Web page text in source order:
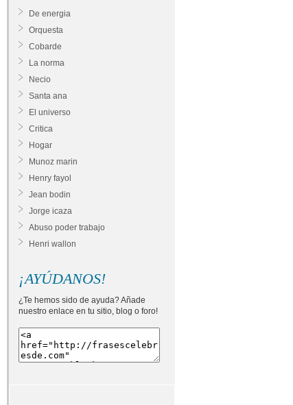
De energia
Orquesta
Cobarde
La norma
Necio
Santa ana
El universo
Critica
Hogar
Munoz marin
Henry fayol
Jean bodin
Jorge icaza
Abuso poder trabajo
Henri wallon
¡AYÚDANOS!
¿Te hemos sido de ayuda? Añade
nuestro enlace en tu sitio, blog o foro!